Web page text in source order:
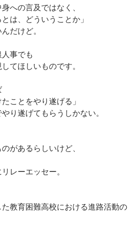
への言及ではなく、
は、どういうことか」
だけど。
事でも
てほしいものです。
ことをやり遂げる」
り遂げてもらうしかない。
があるらしいけど、
レーエッセー。
た教育困難高校における進路活動の